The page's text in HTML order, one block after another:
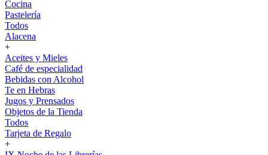
Cocina
Pastelería
Todos
Alacena
+
Aceites y Mieles
Café de especialidad
Bebidas con Alcohol
Te en Hebras
Jugos y Prensados
Objetos de la Tienda
Todos
Tarjeta de Regalo
+